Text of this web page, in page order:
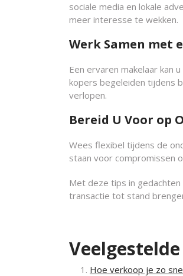
sociale media en lokale
meer interesse te wekken.
Werk Samen met
Een ervaren makelaar kan
kopers begeleiden tijdens
verlopen.
Bereid U Voor op
Wees flexibel tijdens de
staan voor compromissen
Met deze tips in
transactie tot stand
Hoe verkoop je zo